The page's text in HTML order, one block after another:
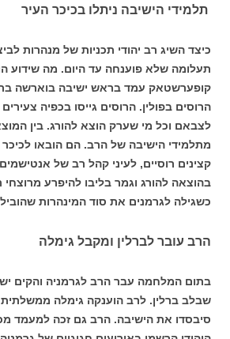
תלמידי הישיבה ניתלו בכיכר העיר
כיצד השיג רב יהודי תכניות של מנהרות
תעלומה שלא פוענחה עד היום. מה שידוע
קופערשטאק עמד בראש ישיבה בוארשה
הרוסים בפולין. הרוסים גייסו בכפיה צעירים
לצבאם וכל מי שערק הוצא להורג. בין
מתלמידי הישיבה של הרב. הם הובאו לכיכר
קצינים רוסיים, לעיני קהל רב של
בהוצאה להורג וגמר בליבו להיפרע
כשגילה לגרמנים את סוד המינהרות
הרב עובר לברלין ומקבל גימלה
שבלב ברלין. לרב הוענקה גימלה ממשלתית
סיבסדו את הישיבה. הרב גם זכה למעמד